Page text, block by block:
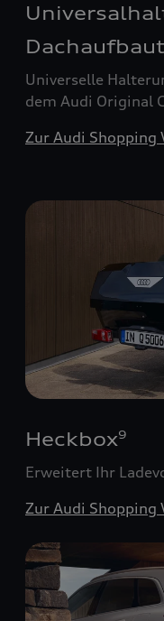
Universelle
dem Audi Original
Zur Audi Shopping
Heckbox9
Erweitert Ihr
Zur Audi Shopping